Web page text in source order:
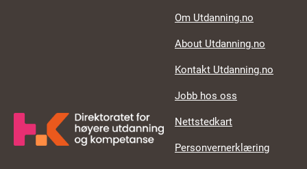
Footer links
Om Utdanning.no
About Utdanning.no
Kontakt Utdanning.no
Jobb hos oss
Nettstedkart
Personvernerklæring